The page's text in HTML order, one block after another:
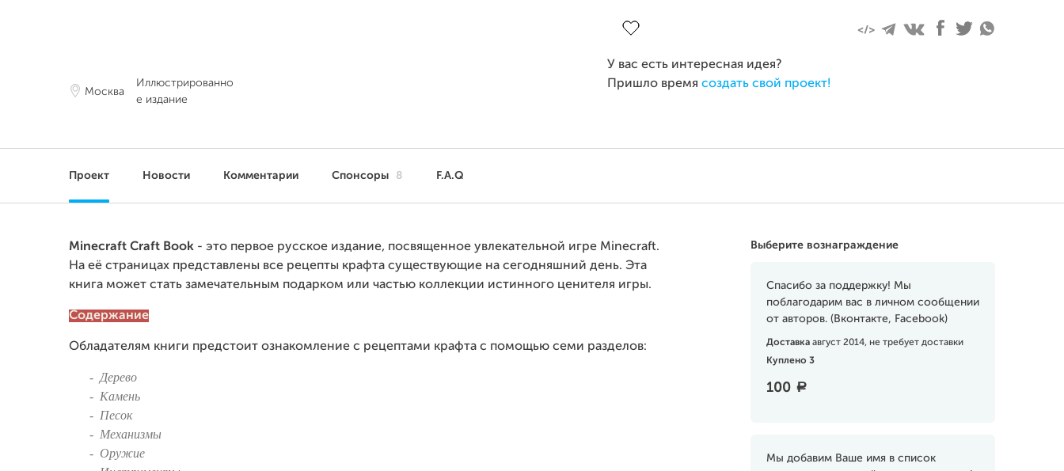
Москва
Иллюстрированно
е издание
У вас есть интересная идея?
Пришло время создать свой проект!
Проект Новости Комментарии Спонсоры 8 F.A.Q
Выберите вознаграждение
Спасибо за поддержку! Мы
поблагодарим вас в личном сообщении
от авторов. (Вконтакте, Facebook)
Доставка август 2014, не требует доставки
Куплено 3
100 a
Мы добавим Ваше имя в список
Minecraft Craft Book - это первое русское издание, посвященное увлекательной игре Minecraft.
На её страницах представлены все рецепты крафта существующие на сегодняшний день. Эта
книга может стать замечательным подарком или частью коллекции истинного ценителя игры.
Содержание
Обладателям книги предстоит ознакомление с рецептами крафта с помощью семи разделов:
- Дерево
- Камень
- Песок
- Механизмы
- Оружие